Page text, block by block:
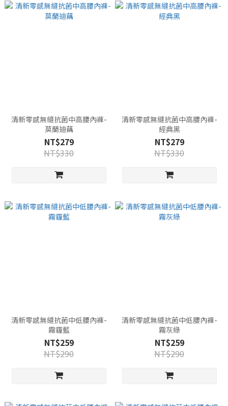
清新零感無縫抗菌中高腰內褲-
莫蘭迪藕
NT$279
NT$330
清新零感無縫抗菌中高腰內褲-
經典黑
NT$279
NT$330
清新零感無縫抗菌中低腰內褲-
霧霾藍
NT$259
NT$290
清新零感無縫抗菌中低腰內褲-
霧灰綠
NT$259
NT$290